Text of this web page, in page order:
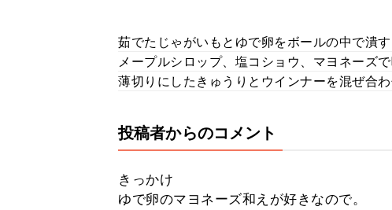
茹でたじゃがいもとゆで卵をボールの中で潰す
メープルシロップ、塩コショウ、マヨネーズで
薄切りにしたきゅうりとウインナーを混ぜ合
投稿者からのコメント
きっかけ
ゆで卵のマヨネーズ和えが好きなので。